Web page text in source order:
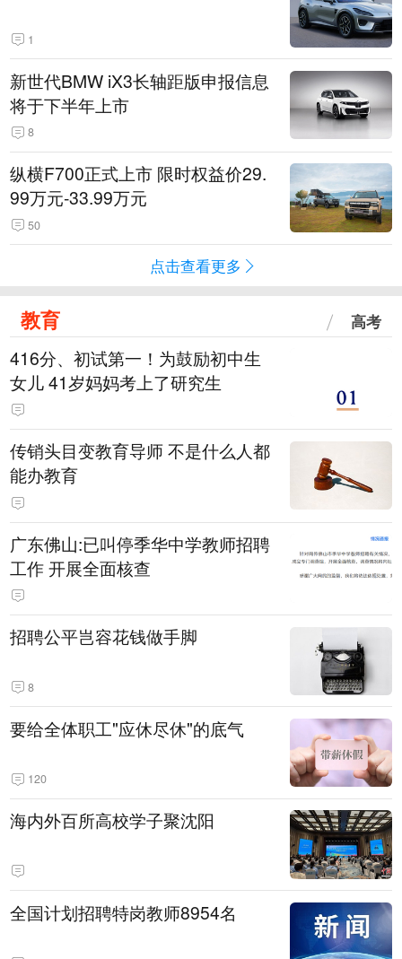
1
新世代BMW iX3长轴距版申报信息
将于下半年上市
8
纵横F700正式上市 限时权益价29.
99万元-33.99万元
50
点击查看更多
教育 高考
416分、初试第一！为鼓励初中生
女儿 41岁妈妈考上了研究生
传销头目变教育导师 不是什么人都
能办教育
广东佛山:已叫停季华中学教师招聘
工作 开展全面核查
招聘公平岂容花钱做手脚
8
要给全体职工"应休尽休"的底气
120
海内外百所高校学子聚沈阳
全国计划招聘特岗教师8954名